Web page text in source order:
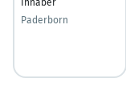
Paderborn